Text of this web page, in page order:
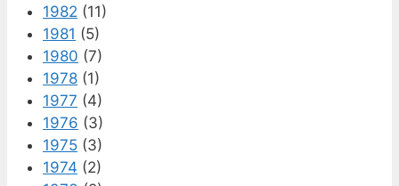
1982 (11)
1981 (5)
1980 (7)
1978 (1)
1977 (4)
1976 (3)
1975 (3)
1974 (2)